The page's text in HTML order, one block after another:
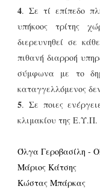
4. Σε τί επίπεδο
υπήκοος τρίτης
διερευνηθεί σε
πιθανή διαρροή
σύμφωνα με το
καταγγελλόμενος
5. Σε ποιες
κλιμακίου της
Όλγα Γεροβασίλη -
Μάριος Κάτσης
Κώστας Μπάρκας